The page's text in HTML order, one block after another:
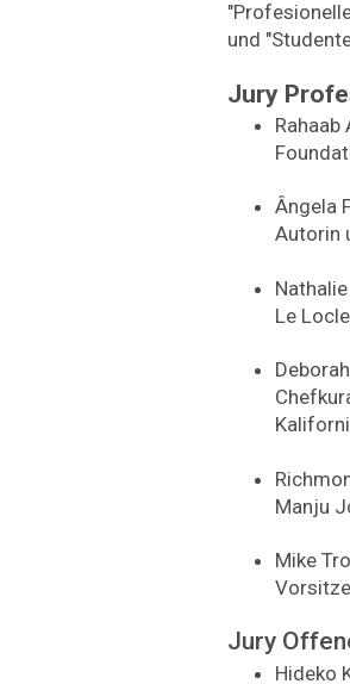
und
Jury
Rahaab
Ângela
Autorin
Le
Manju
Mike
Jury
Hideko